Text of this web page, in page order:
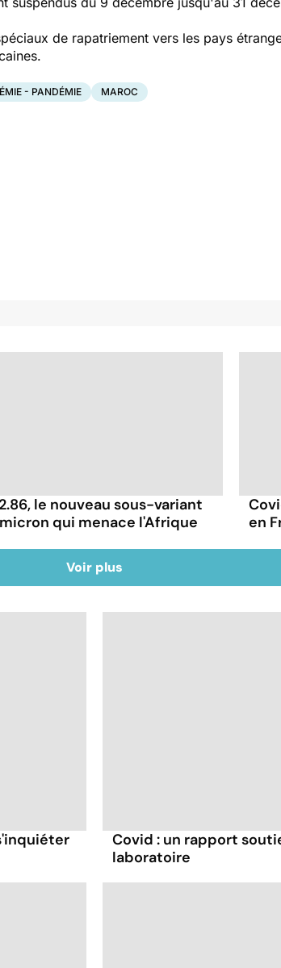
de rapatriement vers les pays
- PANDÉMIE MAROC
le nouveau sous-variant
qui menace l'Afrique
en
Voir plus
Covid : un rapport
laboratoire